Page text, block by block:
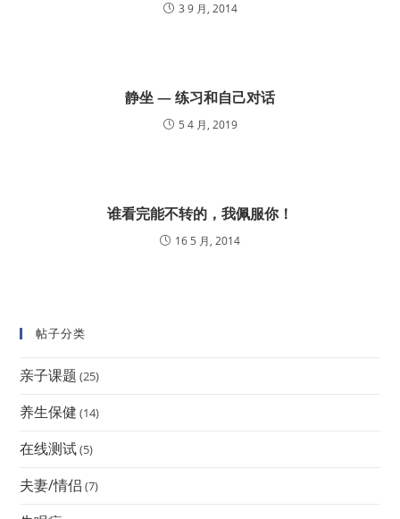
3 9 月, 2014
静坐 — 练习和自己对话
5 4 月, 2019
谁看完能不转的，我佩服你！
16 5 月, 2014
帖子分类
亲子课题 (25)
养生保健 (14)
在线测试(5)
夫妻/情侣 (7)